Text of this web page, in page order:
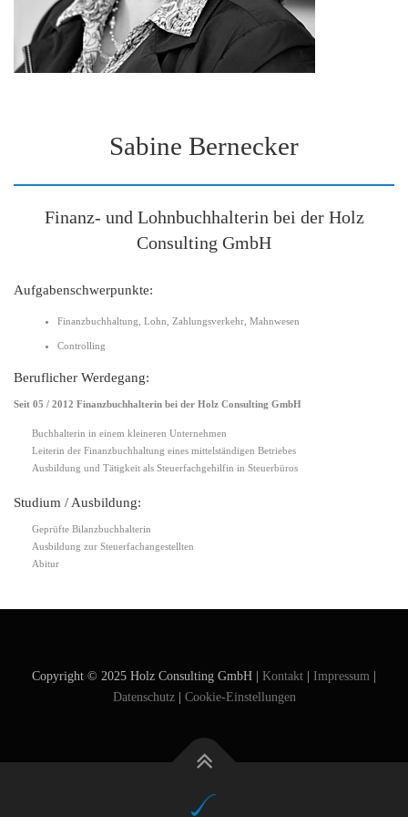
Sabine Bernecker
Finanz- und Lohnbuchhalterin bei der Holz
Consulting GmbH
Aufgabenschwerpunkte:
Finanzbuchhaltung, Lohn, Zahlungsverkehr, Mahnwesen
Controlling
Beruflicher Werdegang:
Seit 05 / 2012 Finanzbuchhalterin bei der Holz Consulting GmbH
Buchhalterin in einem kleineren Unternehmen
Leiterin der Finanzbuchhaltung eines mittelständigen Betriebes
Ausbildung und Tätigkeit als Steuerfachgehilfin in Steuerbüros
Studium / Ausbildung:
Geprüfte Bilanzbuchhalterin
Ausbildung zur Steuerfachangestellten
Abitur
Copyright © 2025 Holz Consulting GmbH | Kontakt | Impressum |
Datenschutz| Cookie-Einstellungen